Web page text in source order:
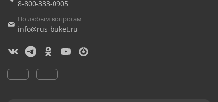
8-800-333-0905
По любым вопросам
info@rus-buket.ru